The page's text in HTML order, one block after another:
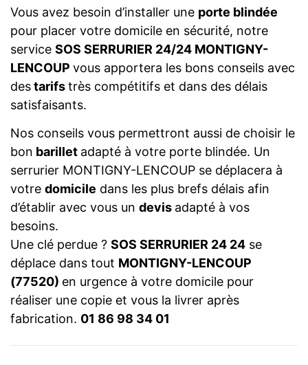
Vous avez besoin d’installer une porte blindée
pour placer votre domicile en sécurité, notre
service SOS SERRURIER 24/24 MONTIGNY-
LENCOUP vous apportera les bons conseils avec
destarifstrès compétitifs et dans des délais
satisfaisants.
Nos conseils vous permettront aussi de choisir le
bon barillet adapté à votre porte blindée. Un
serrurier MONTIGNY-LENCOUP se déplacera à
votre domicile dans les plus brefs délais afin
d’établir avec vous un devis adapté à vos
besoins.
Une clé perdue ? SOS SERRURIER 24 24 se
déplace dans tout MONTIGNY-LENCOUP
(77520) en urgence à votre domicile pour
réaliser une copie et vous la livrer après
fabrication. 01 86 98 34 01